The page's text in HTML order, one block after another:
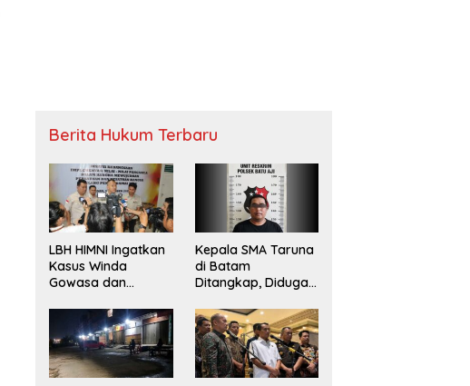
Berita Hukum Terbaru
LBH HIMNI Ingatkan
Kasus Winda
Gowasa dan
Kasus Brigadir J
Kepala SMA Taruna
di Batam
Ditangkap, Diduga
Sekolah Rp143 Juta